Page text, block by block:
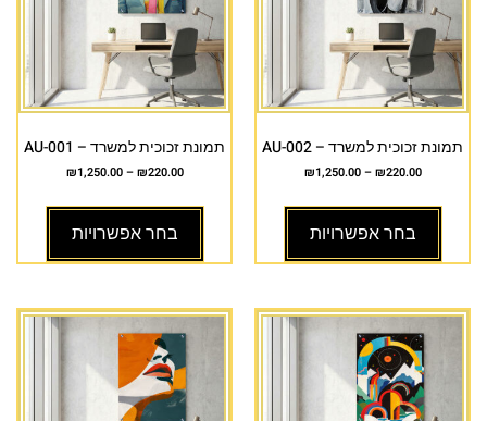
תמונת זכוכית למשרד – AU-002
₪220.00
–
₪1,250.00
בחר אפשרויות
תמונת זכוכית למשרד – AU-001
₪220.00
–
₪1,250.00
בחר אפשרויות